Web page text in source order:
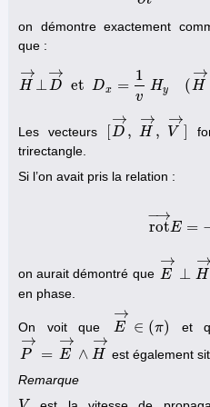
on démontre exactement
que :
H
→
⊥D
→
et Dx =
1
v
Hy ( H
→
H→ ⊥D→ et D x=1v H H →
Les vecteurs D
→
, H
→
, V
→
D→ H→ V→
trirectangle.
Si l’on avait pris la relation :
rot
−→
E =
rot→ E=−
on aurait démontré que E
→
⊥ H
→
E→ ⊥ H
en phase.
On voit que E
→
∈ (π)
E→ ∈ π)
et
P
→
= E
→
∧ H
→
P→ =E →∧ H→ est également
Remarque